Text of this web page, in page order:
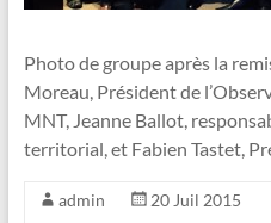
Photo de groupe après la
Moreau, Président de
MNT, Jeanne Ballot,
territorial, et Fabien Tastet,
admin
20 Juil 2015